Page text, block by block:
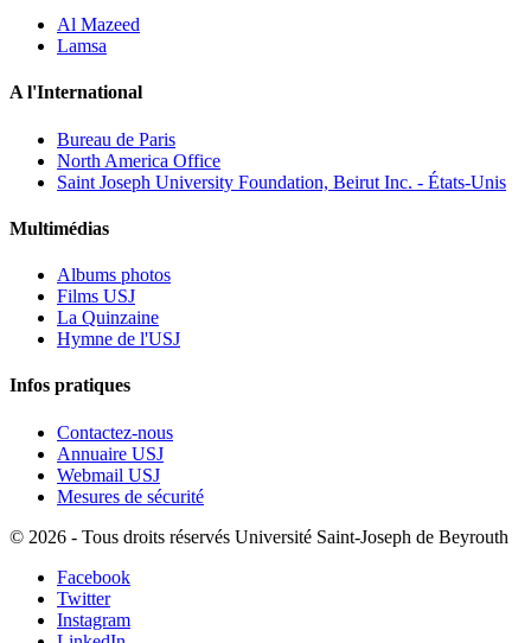
Al Mazeed
Lamsa
A l'International
Bureau de Paris
North America Office
Saint Joseph University Foundation, Beirut Inc. - États-Unis
Multimédias
Albums photos
Films USJ
La Quinzaine
Hymne de l'USJ
Infos pratiques
Contactez-nous
Annuaire USJ
Webmail USJ
Mesures de sécurité
© 2026 - Tous droits réservés Université Saint-Joseph de Beyrouth
Facebook
Twitter
Instagram